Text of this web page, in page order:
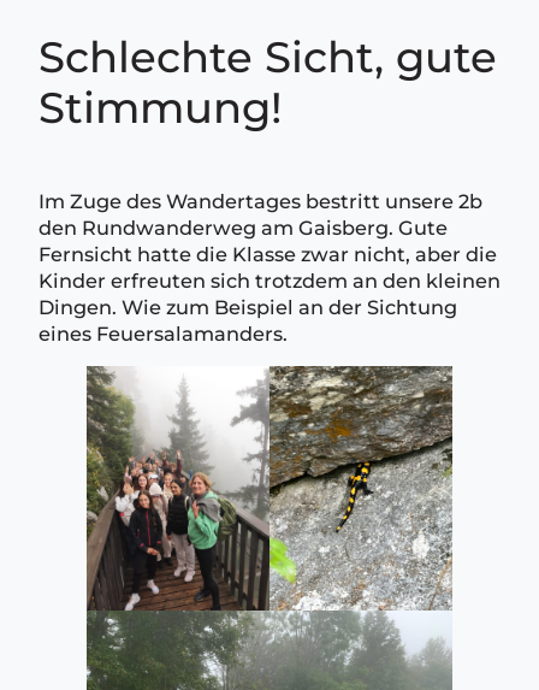
Schlechte Sicht, gute
Stimmung!
Im Zuge des Wandertages bestritt unsere 2b
den Rundwanderweg am Gaisberg. Gute
Fernsicht hatte die Klasse zwar nicht, aber die
Kinder erfreuten sich trotzdem an den kleinen
Dingen. Wie zum Beispiel an der Sichtung
eines Feuersalamanders.